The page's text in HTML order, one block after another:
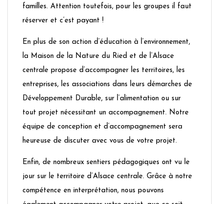
familles. Attention toutefois, pour les groupes il faut
réserver et c’est payant !
En plus de son action d’éducation à l’environnement,
la Maison de la Nature du Ried et de l’Alsace
centrale propose d’accompagner les territoires, les
entreprises, les associations dans leurs démarches de
Développement Durable, sur l’alimentation ou sur
tout projet nécessitant un accompagnement. Notre
équipe de conception et d’accompagnement sera
heureuse de discuter avec vous de votre projet.
Enfin, de nombreux sentiers pédagogiques ont vu le
jour sur le territoire d’Alsace centrale. Grâce à notre
compétence en interprétation, nous pouvons